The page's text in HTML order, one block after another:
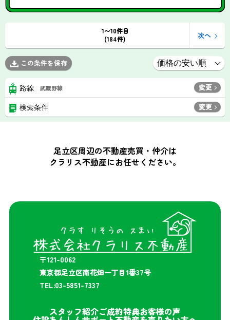
1〜10件目
(184件)
次へ
この条件を保存
路線 武蔵野線 変更
検索条件 変更
足立区周辺の不動産売買・仲介は
クラリス不動産にお任せください。
〒121-0062
東京都足立区南花畑一丁目1番37号
TEL:03-5851-7337
スタッフ紹介ご成約特典お客様の声